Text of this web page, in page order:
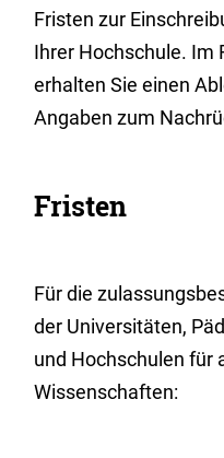
Fristen zur
Ihrer Hochschule. Im
erhalten Sie einen
Angaben zum
Fristen
Für die
der Universitäten,
und Hochschulen für
Wissenschaften: